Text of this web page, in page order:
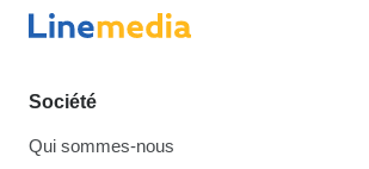
Société
Qui sommes-nous